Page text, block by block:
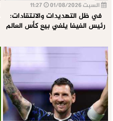
السبت 01/08/2026
في ظل التهديدات والانتقادات:
رئيس الفيفا يلغي بيع كأس العالم